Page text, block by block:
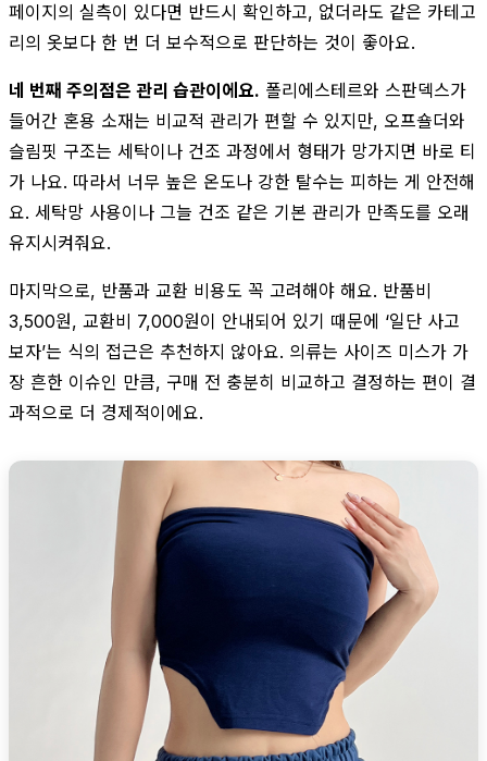
페이지의 실측이 있다면 반드시 확인하고, 없더라도 같은 카테고
리의 옷보다 한 번 더 보수적으로 판단하는 것이 좋아요.
네 번째 주의점은 관리 습관이에요. 폴리에스테르와 스판덱스가
들어간 혼용 소재는 비교적 관리가 편할 수 있지만, 오프숄더와
슬림핏 구조는 세탁이나 건조 과정에서 형태가 망가지면 바로 티
가 나요. 따라서 너무 높은 온도나 강한 탈수는 피하는 게 안전해
요. 세탁망 사용이나 그늘 건조 같은 기본 관리가 만족도를 오래
유지시켜줘요.
마지막으로, 반품과 교환 비용도 꼭 고려해야 해요. 반품비
3,500원, 교환비 7,000원이 안내되어 있기 때문에 ‘일단 사고
보자’는 식의 접근은 추천하지 않아요. 의류는 사이즈 미스가 가
장 흔한 이슈인 만큼, 구매 전 충분히 비교하고 결정하는 편이 결
과적으로 더 경제적이에요.